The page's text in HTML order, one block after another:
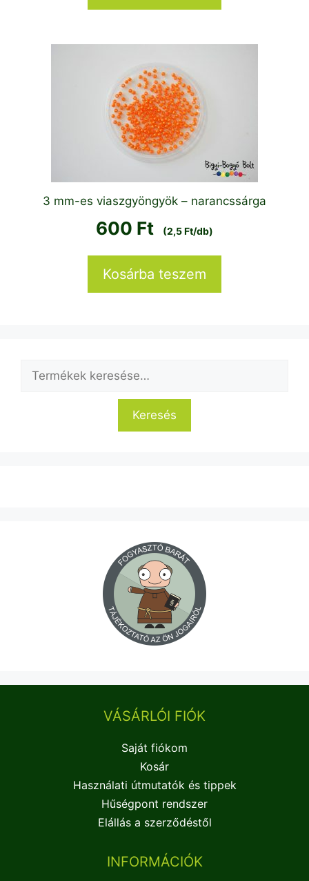
3 mm-es viaszgyöngyök – narancssárga
600 Ft (2,5 Ft/db)
Kosárba teszem
Keresés
VÁSÁRLÓI FIÓK
Saját fiókom
Kosár
Használati útmutatók és tippek
Hűségpont rendszer
Elállás a szerződéstől
INFORMÁCIÓK